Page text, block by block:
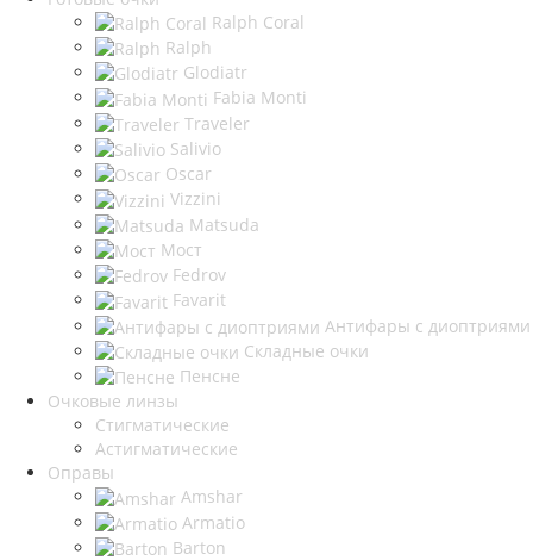
Ralph Coral
Ralph
Glodiatr
Fabia Monti
Traveler
Salivio
Oscar
Vizzini
Matsuda
Мост
Fedrov
Favarit
Антифары с диоптриями
Складные очки
Пенсне
Очковые линзы
Стигматические
Астигматические
Оправы
Amshar
Armatio
Barton